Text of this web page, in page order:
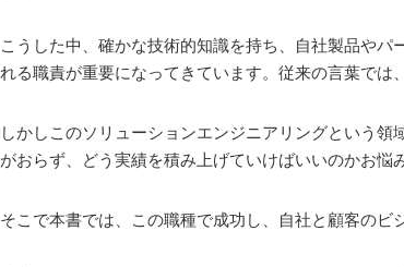
こうした中、確かな技術的知識を持ち、自社製品や
れる職責が重要になってきています。従来の言葉では
しかしこのソリューションエンジニアリングという
がおらず、どう実績を積み上げていけばいいのかお悩
そこで本書では、この職種で成功し、自社と顧客のビ